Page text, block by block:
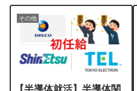
その他
【半導体就活】半導体関